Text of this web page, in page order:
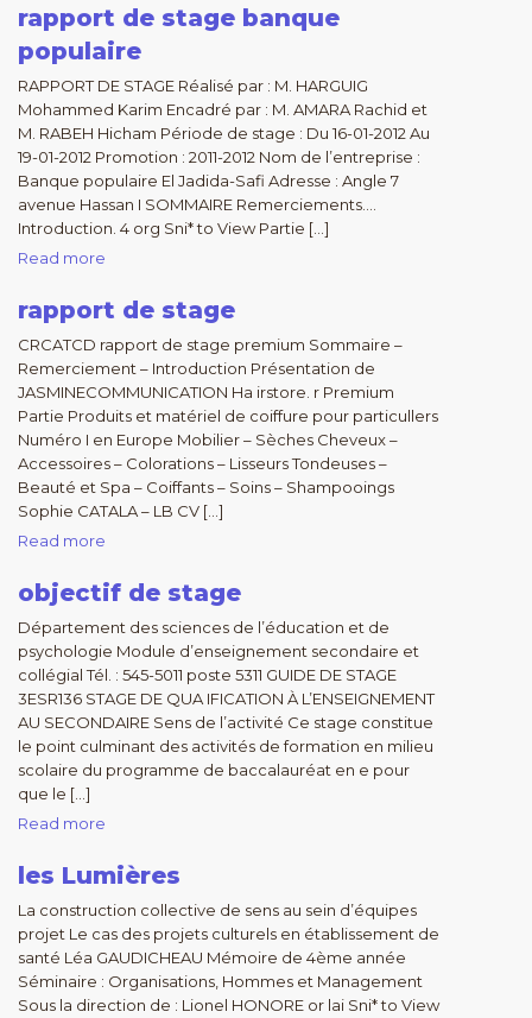
rapport de stage banque
populaire
RAPPORT DE STAGE Réalisé par : M. HARGUIG
Mohammed Karim Encadré par : M. AMARA Rachid et
M. RABEH Hicham Période de stage : Du 16-01-2012 Au
19-01-2012 Promotion : 2011-2012 Nom de l’entreprise :
Banque populaire El Jadida-Safi Adresse : Angle 7
avenue Hassan I SOMMAIRE Remerciements….
Introduction. 4 org Sni* to View Partie […]
Read more
rapport de stage
CRCATCD rapport de stage premium Sommaire –
Remerciement – Introduction Présentation de
JASMINECOMMUNICATION Ha irstore. r Premium
Partie Produits et matériel de coiffure pour particullers
Numéro I en Europe Mobilier – Sèches Cheveux –
Accessoires – Colorations – Lisseurs Tondeuses –
Beauté et Spa – Coiffants – Soins – Shampooings
Sophie CATALA – LB CV […]
Read more
objectif de stage
Département des sciences de l’éducation et de
psychologie Module d’enseignement secondaire et
collégial Tél. : 545-5011 poste 5311 GUIDE DE STAGE
3ESR136 STAGE DE QUA IFICATION À L’ENSEIGNEMENT
AU SECONDAIRE Sens de l’activité Ce stage constitue
le point culminant des activités de formation en milieu
scolaire du programme de baccalauréat en e pour
que le […]
Read more
les Lumières
La construction collective de sens au sein d’équipes
projet Le cas des projets culturels en établissement de
santé Léa GAUDICHEAU Mémoire de 4ème année
Séminaire : Organisations, Hommes et Management
Sous la direction de : Lionel HONORE or lai Sni* to View